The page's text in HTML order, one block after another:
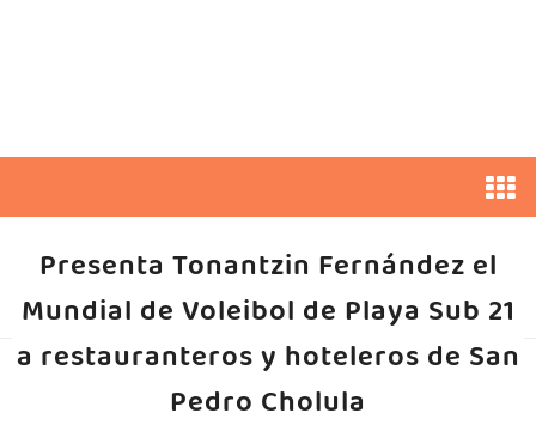
Presenta Tonantzin Fernández el
Mundial de Voleibol de Playa Sub 21
a restauranteros y hoteleros de San
Pedro Cholula